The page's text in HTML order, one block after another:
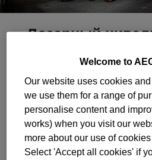
Лазерный
цвет луча, три
CLG330-
Варианты
Welcome to
Our website uses cookies
we use them for a range of
personalise content and
works) when you visit our
more about our use of
Select 'Accept all cookies' if